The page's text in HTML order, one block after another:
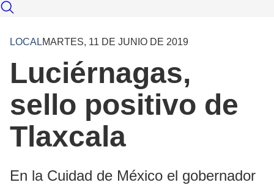
LOCALMARTES, 11 DE JUNIO DE 2019
Luciérnagas,
sello positivo de
Tlaxcala
En la Cuidad de México el gobernador